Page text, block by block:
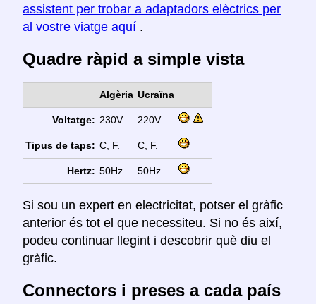
assistent per trobar a adaptadors elèctrics per
al vostre viatge aquí .
Quadre ràpid a simple vista
Algèria Ucraïna
Voltatge: 230V. 220V.
Tipus de taps: C, F. C, F.
Hertz: 50Hz. 50Hz.
Si sou un expert en electricitat, potser el gràfic
anterior és tot el que necessiteu. Si no és així,
podeu continuar llegint i descobrir què diu el
gràfic.
Connectors i preses a cada país